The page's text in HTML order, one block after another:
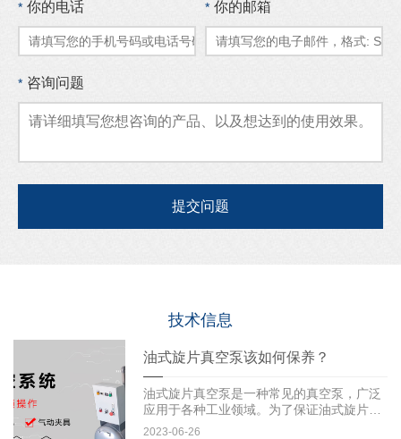
* 你的电话 * 你的邮箱
* 咨询问题
技术信息
油式旋片真空泵该如何保养？
油式旋片真空泵是一种常见的真空泵，广泛
应用于各种工业领域。为了保证油式旋片真
空泵的正常运行和延长其使...
2023-06-26